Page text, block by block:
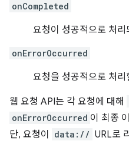
onCompleted
요청이 성공적으로 처
onErrorOccurred
요청을 성공적으로 처
웹 요청 API는 각 요청에 대해
onErrorOccurred 이 최종
단, 요청이
data:// URL로